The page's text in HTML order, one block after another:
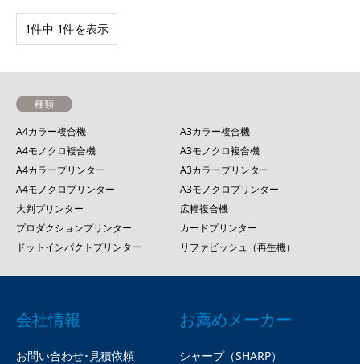
1件中 1件を表示
種類
A4カラー複合機
A3カラー複合機
A4モノクロ複合機
A3モノクロ複合機
A4カラープリンター
A3カラープリンター
A4モノクロプリンター
A3モノクロプリンター
大判プリンター
広幅複合機
プロダクションプリンター
カードプリンター
ドットインパクトプリンター
リファビッシュ（再生機）
会社情報
お問い合わせ･見積依頼
お薦めメーカー
シャープ（SHARP）